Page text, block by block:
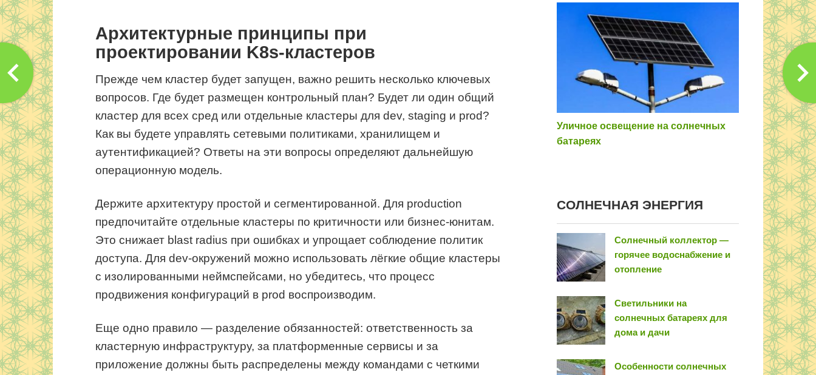
Архитектурные принципы при
проектировании K8s-кластеров
Прежде чем кластер будет запущен, важно решить несколько ключевых
вопросов. Где будет размещен контрольный план? Будет ли один общий
кластер для всех сред или отдельные кластеры для dev, staging и prod?
Как вы будете управлять сетевыми политиками, хранилищем и
аутентификацией? Ответы на эти вопросы определяют дальнейшую
операционную модель.
Держите архитектуру простой и сегментированной. Для production
предпочитайте отдельные кластеры по критичности или бизнес-юнитам.
Это снижает blast radius при ошибках и упрощает соблюдение политик
доступа. Для dev-окружений можно использовать лёгкие общие кластеры
с изолированными неймспейсами, но убедитесь, что процесс
продвижения конфигураций в prod воспроизводим.
Еще одно правило — разделение обязанностей: ответственность за
кластерную инфраструктуру, за платформенные сервисы и за
приложение должны быть распределены между командами с четкими
Уличное освещение на солнечных
батареях
COЛНEЧНAЯ ЭНEPГИЯ
Солнечный коллектор —
горячее водоснабжение и
отопление
Светильники на
солнечных батареях для
дома и дачи
Особенности солнечных